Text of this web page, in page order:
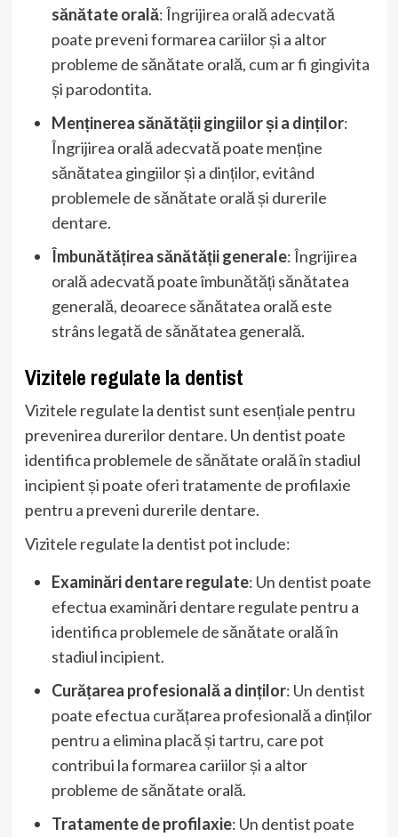
sănătate orală: Îngrijirea orală adecvată
poate preveni formarea cariilor și a altor
probleme de sănătate orală, cum ar fi gingivita
și parodontita.
Menținerea sănătății gingiilor și a dinților:
Îngrijirea orală adecvată poate menține
sănătatea gingiilor și a dinților, evitând
problemele de sănătate orală și durerile
dentare.
Îmbunătățirea sănătății generale: Îngrijirea
orală adecvată poate îmbunătăți sănătatea
generală, deoarece sănătatea orală este
strâns legată de sănătatea generală.
Vizitele regulate la dentist
Vizitele regulate la dentist sunt esențiale pentru
prevenirea durerilor dentare. Un dentist poate
identifica problemele de sănătate orală în stadiul
incipient și poate oferi tratamente de profilaxie
pentru a preveni durerile dentare.
Vizitele regulate la dentist pot include:
Examinări dentare regulate: Un dentist poate
efectua examinări dentare regulate pentru a
identifica problemele de sănătate orală în
stadiul incipient.
Curățarea profesională a dinților: Un dentist
poate efectua curățarea profesională a dinților
pentru a elimina placă și tartru, care pot
contribui la formarea cariilor și a altor
probleme de sănătate orală.
Tratamente de profilaxie: Un dentist poate